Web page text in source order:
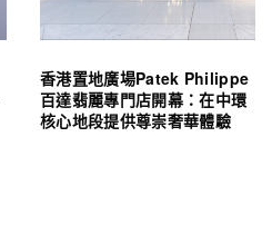
香港置地廣場Patek Philippe
百達翡麗專門店開幕：在中環
核心地段提供尊崇奢華體驗